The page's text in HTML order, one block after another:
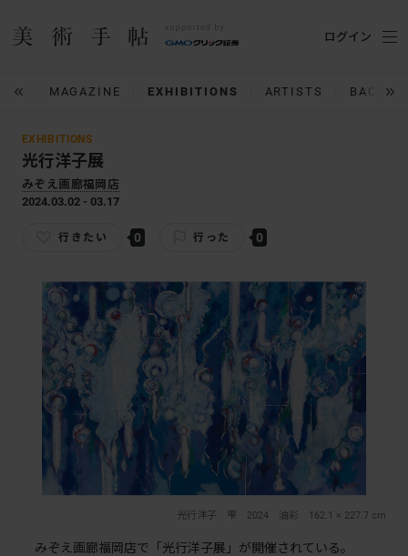
MAGAZINE EXHIBITIONS ARTISTS BACK
ログイン
EXHIBITIONS
光行洋子展
みぞえ画廊福岡店
2024.03.02 - 03.17
行きたい 0 行った 0
光行洋子 雫 2024 油彩 162.1 × 227.7 cm
みぞえ画廊福岡店で「光行洋子展」が開催されている。